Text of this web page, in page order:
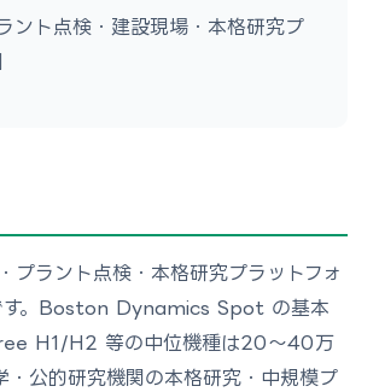
ト点検・建設現場・本格研究プ
プラント点検・本格研究プラットフォ
す。Boston Dynamics Spot の基本
H1/H2 等の中位機種は20〜40万
公的研究機関の本格研究・中規模プ